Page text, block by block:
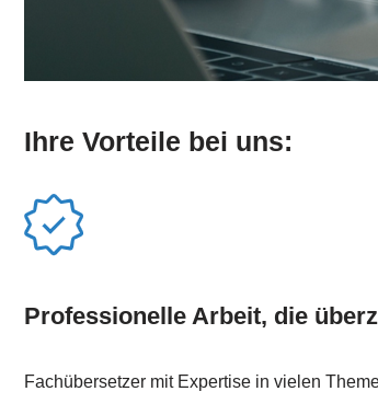
Ihre Vorteile bei uns:
Professionelle Arbeit, die
Fachübersetzer mit Expertise in vielen